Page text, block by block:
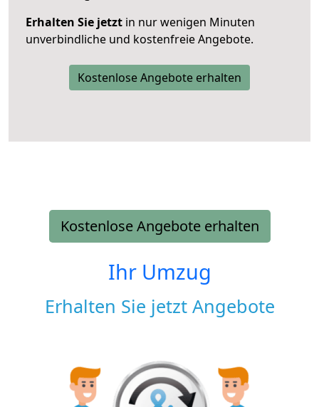
Erhalten Sie jetzt in nur wenigen Minuten
unverbindliche und kostenfreie Angebote.
Kostenlose Angebote erhalten
Kostenlose Angebote erhalten
Ihr Umzug
Erhalten Sie jetzt Angebote